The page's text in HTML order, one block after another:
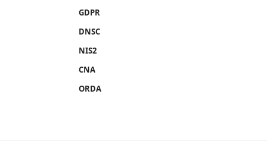
GDPR
DNSC
NIS2
CNA
ORDA